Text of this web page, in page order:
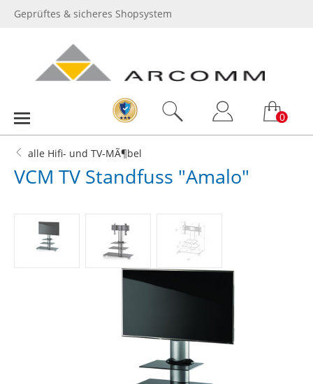
Geprüftes & sicheres Shopsystem
0
alle Hifi- und TV-MÃ¶bel
VCM TV Standfuss "Amalo"